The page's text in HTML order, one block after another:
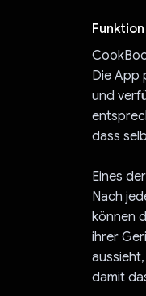
Funktion
Die App
und
dass
Eines
Nach
können
ihrer
damit